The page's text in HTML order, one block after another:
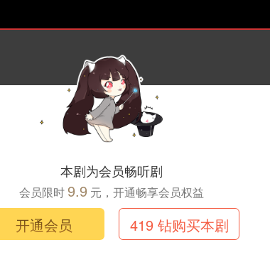
本剧为会员畅听剧
会员限时9.9 元，开通畅享会员权益
开通会员 419 钻购买本剧